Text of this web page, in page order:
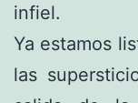
infiel.
Ya estamos
las